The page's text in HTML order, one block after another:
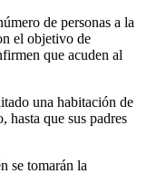
de personas a la
el objetivo de
que acuden al
una habitación de
hasta que sus padres
se tomarán la